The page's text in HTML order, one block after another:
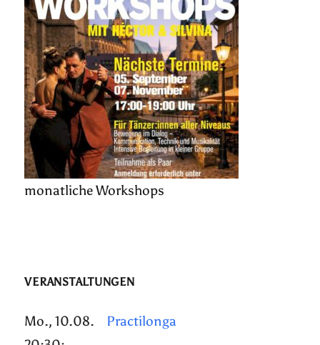
monatliche Workshops
VERANSTALTUNGEN
Mo., 10.08.
Practilonga